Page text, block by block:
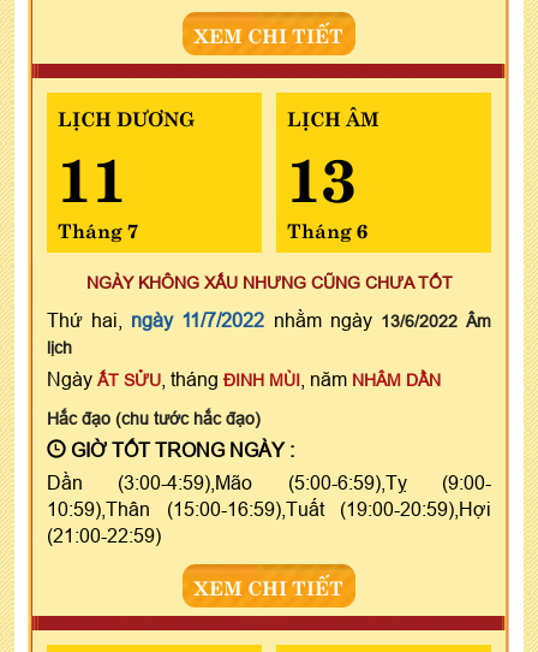
XEM CHI TIẾT
LỊCH DƯƠNG
11
Tháng 7
LỊCH ÂM
13
Tháng 6
NGÀY KHÔNG XẤU NHƯNG CŨNG CHƯA TỐT
Thứ hai, ngày 11/7/2022 nhằm ngày 13/6/2022 Âm
lịch
Ngày ẤT SỬU , tháng ĐINH MÙI , năm NHÂM DẦN
Hắc đạo (chu tước hắc đạo)
GIỜ TỐT TRONG NGÀY :
Dần (3:00-4:59),Mão (5:00-6:59),Tỵ (9:00-
10:59),Thân (15:00-16:59),Tuất (19:00-20:59),Hợi
(21:00-22:59)
XEM CHI TIẾT